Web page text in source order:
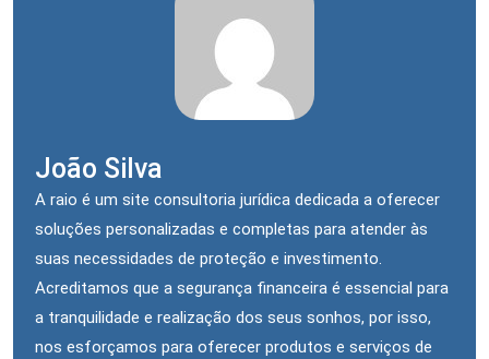
João Silva
A raio é um site consultoria jurídica dedicada a oferecer
soluções personalizadas e completas para atender às
suas necessidades de proteção e investimento.
Acreditamos que a segurança financeira é essencial para
a tranquilidade e realização dos seus sonhos, por isso,
nos esforçamos para oferecer produtos e serviços de